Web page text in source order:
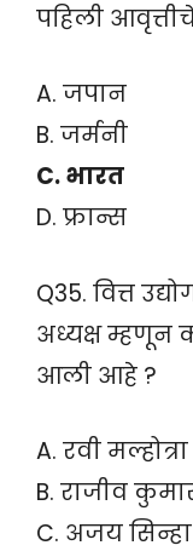
पहिली
A. जपान
B. जर्मनी
C. भारत
D. फ्रान्स
Q35. वित्त
अध्यक्ष म्हणून
आली आहे ?
A. रवी मल्होत्रा
B. राजीव
C. अजय सिन्हा